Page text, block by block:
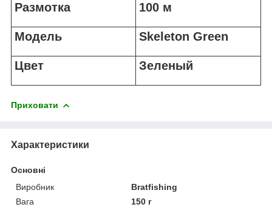
Размотка 100 м
Модель Skeleton Green
Цвет Зеленый
Приховати
Характеристики
Основні
Виробник
Bratfishing
Вага
150 г